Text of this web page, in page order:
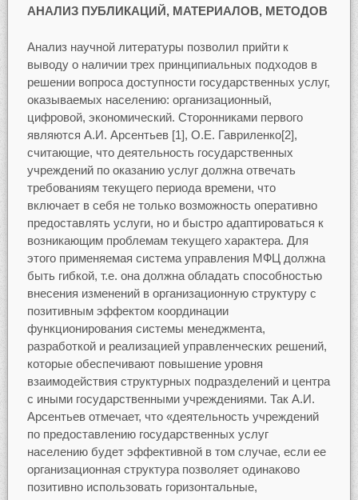
АНАЛИЗ ПУБЛИКАЦИЙ, МАТЕРИАЛОВ, МЕТОДОВ
Анализ научной литературы позволил прийти к
выводу о наличии трех принципиальных подходов в
решении вопроса доступности государственных услуг,
оказываемых населению: организационный,
цифровой, экономический. Сторонниками первого
являются А.И. Арсентьев [1], О.Е. Гавриленко[2],
считающие, что деятельность государственных
учреждений по оказанию услуг должна отвечать
требованиям текущего периода времени, что
включает в себя не только возможность оперативно
предоставлять услуги, но и быстро адаптироваться к
возникающим проблемам текущего характера. Для
этого применяемая система управления МФЦ должна
быть гибкой, т.е. она должна обладать способностью
внесения изменений в организационную структуру с
позитивным эффектом координации
функционирования системы менеджмента,
разработкой и реализацией управленческих решений,
которые обеспечивают повышение уровня
взаимодействия структурных подразделений и центра
с иными государственными учреждениями. Так А.И.
Арсентьев отмечает, что «деятельность учреждений
по предоставлению государственных услуг
населению будет эффективной в том случае, если ее
организационная структура позволяет одинаково
позитивно использовать горизонтальные,